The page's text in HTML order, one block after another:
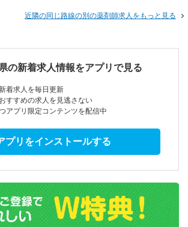
近隣の同じ路線の別の薬剤師求人をもっと見る
の新着求人情報をアプリで見る
着求人を毎日更新
すすめの求人を見逃さない
アプリ限定コンテンツを配信中
プリをインストールする